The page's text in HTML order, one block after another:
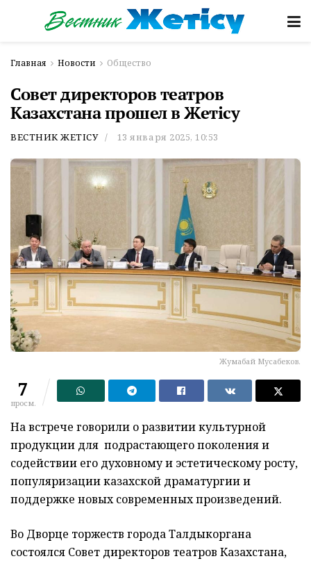
Главная Новости Общество
Совет директоров театров
Казахстана прошел в Жетісу
ВЕСТНИК ЖЕТІСУ 13 января 2025, 10:53
Жумабай Мусабеков.
7
просм.
На встрече говорили о развитии культурной
продукции для подрастающего поколения и
содействии его духовному и эстетическому росту,
популяризации казахской драматургии и
поддержке новых современных произведений.
Во Дворце торжеств города Талдыкоргана
состоялся Совет директоров театров Казахстана,